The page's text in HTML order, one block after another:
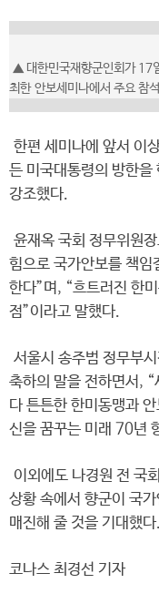
▲ 대한민국재향군인회가 17
최한 안보세미나에서 주요
한편 세미나에 앞서 이
든 미국대통령의 방한을
강조했다.
윤재옥 국회 정무위원
힘으로 국가안보를 책임
한다”며, “흐트러진 한
점”이라고 말했다.
서울시 송주범 정무부
축하의 말을 전하면서,
다 튼튼한 한미동맹과
신을 꿈꾸는 미래 70년
이외에도 나경원 전 국
상황 속에서 향군이 국
매진해 줄 것을 기대했
코나스 최경선 기자